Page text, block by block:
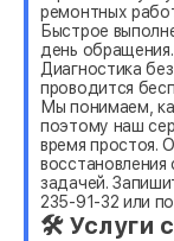
ремонтных
Быстрое
день обращения.
Диагностика
проводится
Мы понимаем,
поэтому наш
время простоя.
задачей.
235-91-32 или
🛠 Услуги